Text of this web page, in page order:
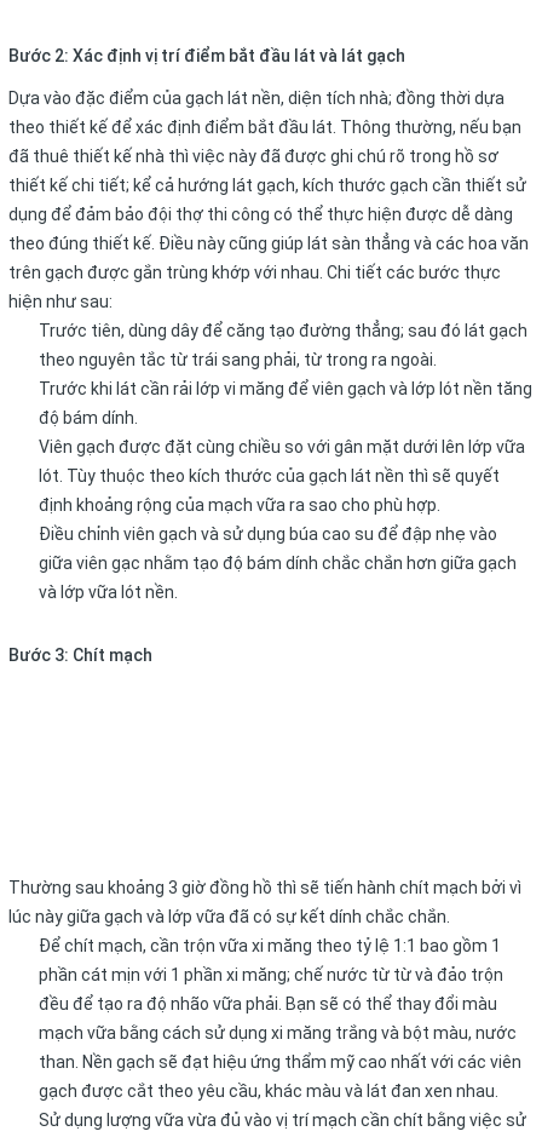
Bước 2: Xác định vị trí điểm bắt đầu lát và lát gạch
Dựa vào đặc điểm của gạch lát nền, diện tích nhà; đồng thời dựa
theo thiết kế để xác định điểm bắt đầu lát. Thông thường, nếu bạn
đã thuê thiết kế nhà thì việc này đã được ghi chú rõ trong hồ sơ
thiết kế chi tiết; kể cả hướng lát gạch, kích thước gạch cần thiết sử
dụng để đảm bảo đội thợ thi công có thể thực hiện được dễ dàng
theo đúng thiết kế. Điều này cũng giúp lát sàn thẳng và các hoa văn
trên gạch được gắn trùng khớp với nhau. Chi tiết các bước thực
hiện như sau:
Trước tiên, dùng dây để căng tạo đường thẳng; sau đó lát gạch
theo nguyên tắc từ trái sang phải, từ trong ra ngoài.
Trước khi lát cần rải lớp vi măng để viên gạch và lớp lót nền tăng
độ bám dính.
Viên gạch được đặt cùng chiều so với gân mặt dưới lên lớp vữa
lót. Tùy thuộc theo kích thước của gạch lát nền thì sẽ quyết
định khoảng rộng của mạch vữa ra sao cho phù hợp.
Điều chỉnh viên gạch và sử dụng búa cao su để đập nhẹ vào
giữa viên gạc nhằm tạo độ bám dính chắc chắn hơn giữa gạch
và lớp vữa lót nền.
Bước 3: Chít mạch
Thường sau khoảng 3 giờ đồng hồ thì sẽ tiến hành chít mạch bởi vì
lúc này giữa gạch và lớp vữa đã có sự kết dính chắc chắn.
Để chít mạch, cần trộn vữa xi măng theo tỷ lệ 1:1 bao gồm 1
phần cát mịn với 1 phần xi măng; chế nước từ từ và đảo trộn
đều để tạo ra độ nhão vữa phải. Bạn sẽ có thể thay đổi màu
mạch vữa bằng cách sử dụng xi măng trắng và bột màu, nước
than. Nền gạch sẽ đạt hiệu ứng thẩm mỹ cao nhất với các viên
gạch được cắt theo yêu cầu, khác màu và lát đan xen nhau.
Sử dụng lượng vữa vừa đủ vào vị trí mạch cần chít bằng việc sử